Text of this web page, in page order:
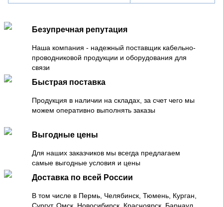
Безупречная репутация
Наша компания - надежный поставщик кабельно-
проводниковой продукции и оборудования для
связи
Быстрая поставка
Продукция в наличии на складах, за счет чего мы
можем оперативно выполнять заказы
Выгодные цены
Для наших заказчиков мы всегда предлагаем
самые выгодные условия и цены
Доставка по всей России
В том числе в Пермь, Челябинск, Тюмень, Курган,
Сургут, Омск, Новосибирск, Красноярск, Барнаул